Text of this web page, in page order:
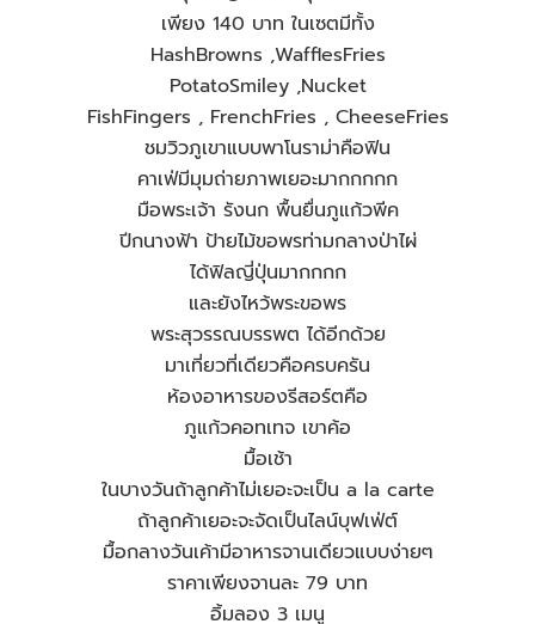
เพียง 140 บาท ในเซตมีทั้ง
HashBrowns ,WafflesFries
PotatoSmiley ,Nucket
FishFingers , FrenchFries , CheeseFries
ชมวิวภูเขาแบบพาโนราม่าคือฟิน
คาเฟ่มีมุมถ่ายภาพเยอะมากกกกก
มือพระเจ้า รังนก พื้นยื่นภูแก้วพีค
ปีกนางฟ้า ป้ายไม้ขอพรท่ามกลางป่าไผ่
ได้ฟิลญี่ปุ่นมากกกก
และยังไหว้พระขอพร
พระสุวรรณบรรพต ได้อีกด้วย
มาเที่ยวที่เดียวคือครบครัน
ห้องอาหารของรีสอร์ตคือ
ภูแก้วคอทเทจ เขาค้อ
มื้อเช้า
ในบางวันถ้าลูกค้าไม่เยอะจะเป็น a la carte
ถ้าลูกค้าเยอะจะจัดเป็นไลน์บุฟเฟ่ต์
มื้อกลางวันเค้ามีอาหารจานเดียวแบบง่ายๆ
ราคาเพียงจานละ 79 บาท
อิ้มลอง 3 เมนู